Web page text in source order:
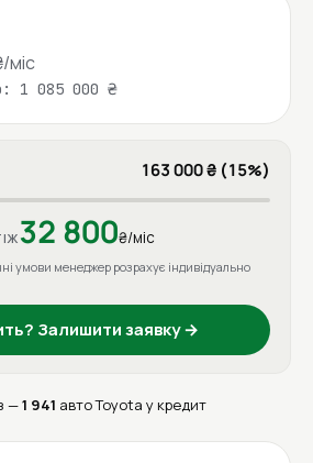
міс
1 085 000 ₴
163 000 ₴ (15%)
32 800₴/міс
умови менеджер розрахує індивідуально
Залишити заявку →
—1 941 авто Toyota у кредит